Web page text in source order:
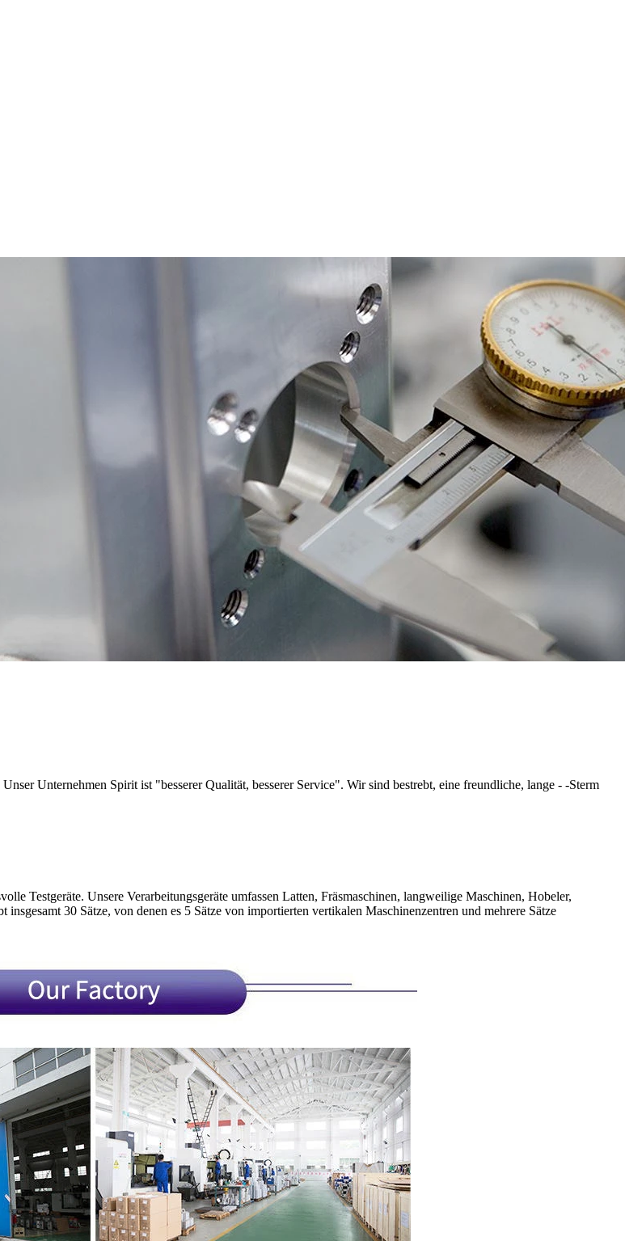
Unternehmen Spirit ist "besserer Qualität, besserer Service". Wir sind bestrebt, eine freundliche, lange - -Sterm
Testgeräte. Unsere Verarbeitungsgeräte umfassen Latten, Fräsmaschinen, langweilige Maschinen, Hobeler,
30 Sätze, von denen es 5 Sätze von importierten vertikalen Maschinenzentren und mehrere Sätze